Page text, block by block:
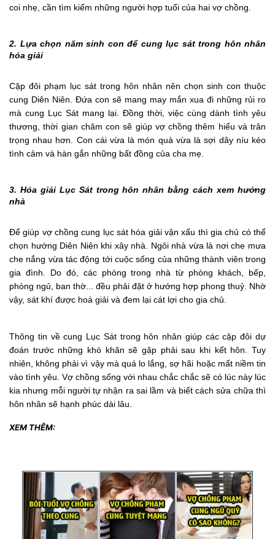
coi nhẹ, cần tìm kiếm những người hợp tuổi của hai vợ chồng.
2. Lựa chọn năm sinh con để cung lục sát trong hôn nhân
hóa giải
Cặp đôi phạm lục sát trong hôn nhân nên chọn sinh con thuộc
cung Diên Niên. Đứa con sẽ mang may mắn xua đi những rủi ro
mà cung Lục Sát mang lại. Đồng thời, việc cùng dành tình yêu
thương, thời gian chăm con sẽ giúp vợ chồng thêm hiểu và trân
trọng nhau hơn. Con cái vừa là món quà vừa là sợi dây níu kéo
tình cảm và hàn gắn những bất đồng của cha mẹ.
3. Hóa giải Lục Sát trong hôn nhân bằng cách xem hướng
nhà
Để giúp vợ chồng cung lục sát hóa giải vận xấu thì gia chủ có thể
chọn hướng Diên Niên khi xây nhà. Ngôi nhà vừa là nơi che mưa
che nắng vừa tác động tới cuộc sống của những thành viên trong
gia đình. Do đó, các phòng trong nhà từ phòng khách, bếp,
phòng ngủ, ban thờ... đều phải đặt ở hướng hợp phong thuỷ. Nhờ
vậy, sát khí được hoá giải và đem lại cát lợi cho gia chủ.
Thông tin về cung Lục Sát trong hôn nhân giúp các cặp đôi dự
đoán trước những khó khăn sẽ gặp phải sau khi kết hôn. Tuy
nhiên, không phải vì vậy mà quá lo lắng, sợ hãi hoặc mất niềm tin
vào tình yêu. Vợ chồng sống với nhau chắc chắc sẽ có lúc này lúc
kia nhưng mỗi người tự nhận ra sai lầm và biết cách sửa chữa thì
hôn nhân sẽ hạnh phúc dài lâu.
XEM THÊM: